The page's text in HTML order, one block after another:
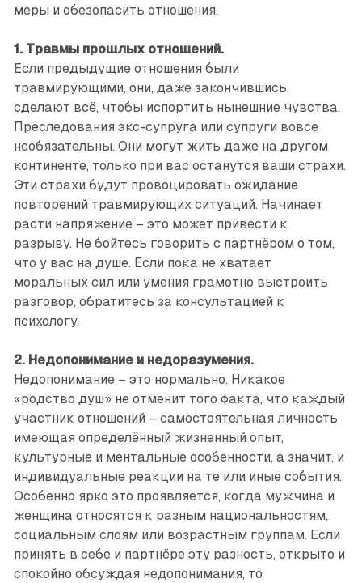
меры и обезопасить отношения.
1. Травмы прошлых отношений.
Если предыдущие отношения были
травмирующими, они, даже закончившись,
сделают всё, чтобы испортить нынешние чувства.
Преследования экс-супруга или супруги вовсе
необязательны. Они могут жить даже на другом
континенте, только при вас останутся ваши страхи.
Эти страхи будут провоцировать ожидание
повторений травмирующих ситуаций. Начинает
расти напряжение – это может привести к
разрыву. Не бойтесь говорить с партнёром о том,
что у вас на душе. Если пока не хватает
моральных сил или умения грамотно выстроить
разговор, обратитесь за консультацией к
психологу.
2. Недопонимание и недоразумения.
Недопонимание – это нормально. Никакое
«родство душ» не отменит того факта, что каждый
участник отношений – самостоятельная личность,
имеющая определённый жизненный опыт,
культурные и ментальные особенности, а значит, и
индивидуальные реакции на те или иные события.
Особенно ярко это проявляется, когда мужчина и
женщина относятся к разным национальностям,
социальным слоям или возрастным группам. Если
принять в себе и партнёре эту разность, открыто и
спокойно обсуждая недопонимания, то